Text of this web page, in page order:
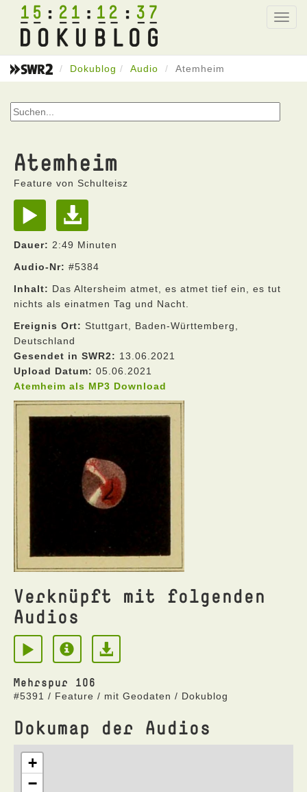
15 21 12 37
Dokublog Audio Atemheim
Atemheim
Feature von Schulteisz
Dauer: 2:49 Minuten
Audio-Nr: #5384
Inhalt: Das Altersheim atmet, es atmet tief ein, es tut
nichts als einatmen Tag und Nacht.
Ereignis Ort: Stuttgart, Baden-Württemberg,
Deutschland
Gesendet in SWR2: 13.06.2021
Upload Datum: 05.06.2021
Atemheim als MP3 Download
Verknüpft mit folgenden
Audios
Mehrspur 106
#5391 / Feature / mit Geodaten / Dokublog
Dokumap der Audios